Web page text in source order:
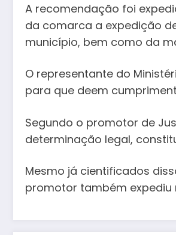
A recomendação foi
da comarca a expedição
município, bem como da
O representante do
para que deem
Segundo o promotor de
determinação legal,
Mesmo já cientificados
promotor também expediu